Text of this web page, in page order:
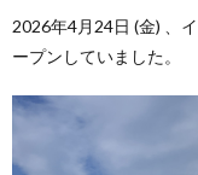
2026年4月24日 (金) 、
ープンしていました。